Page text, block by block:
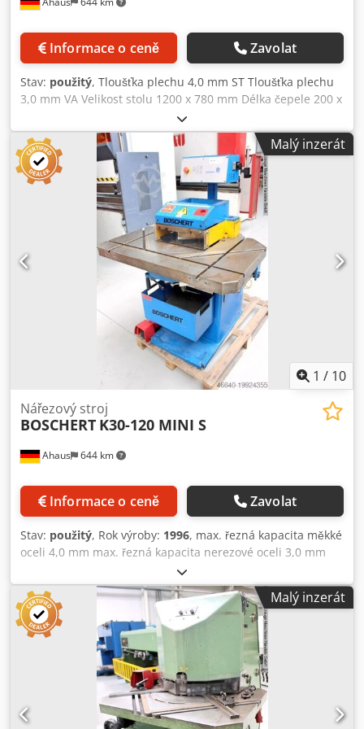
Informace o ceně Zavolat
Stav: použitý, Tloušťka plechu 4,0 mm ST Tloušťka plechu
3,0 mm VA Velikost stolu 1200 x 780 mm Délka čepele 200 x
200 mm Dsdpfexaavpsx Akpeck Počet zdvihů za minutu cca
60 min. Nastavitelný úhel v rozsahu - až 15 - 150 stupňů
Výkon motoru 4,0 kW Hmotnost stroje přibližně 1200 kg
Potřeba místa cca 1700 x 1000 x 1500 mm Vybavení: -
elektrohydraulický nářezový stroj s nastavením úhlu 15° -
150°. * Nastavení úhlu pomocí ručních koleček - Přední
ovládací panel - Ochrana z plexiskla pro lepší přehlednost -
Kalené nože i pro řezání nerezové oceli - Hoblovaný povrch
stolu * zamezení "naklánění" nebo "sklouzávání" plechu -
2x řezné dorazy * s pohyblivými a vyměnitelnými
dorazovými lištami - boční vyhazování řezaného materiálu -
volně pohyblivý nožní spínač - návod k obsluze * Odkaz na
stroj : ?machineno=1008-9397092
Malý inzerát
1 / 10
Ahaus 644 km
Nářezový stroj
BOSCHERT K30-120 MINI S
Informace o ceně Zavolat
Stav: použitý, Rok výroby: 1996, max. řezná kapacita měkké
oceli 4,0 mm max. řezná kapacita nerezové oceli 3,0 mm
Plynulé nastavení úhlu od - do 30 - 120 stupňů Délka
čepele 150 x 150 mm Pracovní výška 900 mm Stůl: 1000 x
650 mm Výkon motoru 3,0 kW Hmotnost 850 kg Rozměry D-
Š-V 1250 x 1000 x 1160 mm Vybavení: - Nářezový stroj s
nastavením úhlu 30° - 120°. - Jednoduchý a funkční
ovládací panel s dotykovým panelem * Nastavovací zdvih *
Jednoduchý zdvih * Plynulý zdvih - Ochrana z plexiskla pro
lepší přehlednost - Kalené nože i pro řezání nerezové oceli
- Hoblovaný povrch stolu * pro zamezení "naklánění" nebo
"sklouzávání" plechu - Nastavitelná výška zdvihu - nádoba
Malý inzerát